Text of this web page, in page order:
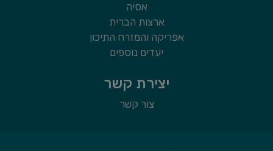
אסיה
ארצות הברית
אפריקה והמזרח התיכון
יעדים נוספים
יצירת קשר
צור קשר